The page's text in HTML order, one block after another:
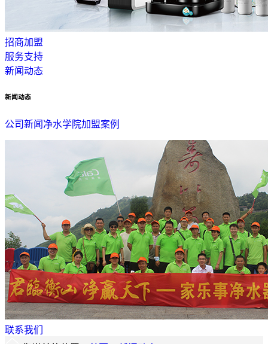
招商加盟
服务支持
新闻动态
新闻动态
公司新闻 净水学院加盟案例
联系我们